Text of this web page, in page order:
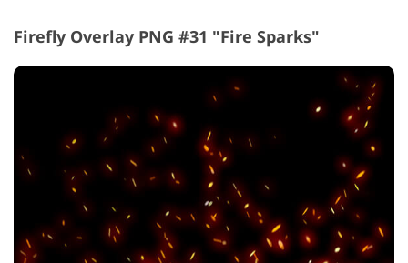
Firefly Overlay PNG #31 "Fire Sparks"